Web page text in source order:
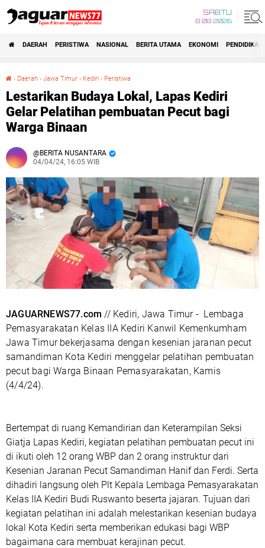
SABTU
8 08 2026
DAERAH PERISTIWA NASIONAL BERITA UTAMA EKONOMI PENDIDIKAN
› Daerah › Jawa Timur › Kediri › Peristiwa
Lestarikan Budaya Lokal, Lapas Kediri
Gelar Pelatihan pembuatan Pecut bagi
Warga Binaan
BERITA NUSANTARA
04/04/24, 16:05 WIB
JAGUARNEWS77.com // Kediri, Jawa Timur - Lembaga
Pemasyarakatan Kelas IIA Kediri Kanwil Kemenkumham
Jawa Timur bekerjasama dengan kesenian jaranan pecut
samandiman Kota Kediri menggelar pelatihan pembuatan
pecut bagi Warga Binaan Pemasyarakatan, Kamis
(4/4/24).
Bertempat di ruang Kemandirian dan Keterampilan Seksi
Giatja Lapas Kediri, kegiatan pelatihan pembuatan pecut ini
di ikuti oleh 12 orang WBP dan 2 orang instruktur dari
Kesenian Jaranan Pecut Samandiman Hanif dan Ferdi. Serta
dihadiri langsung oleh Plt Kepala Lembaga Pemasyarakatan
Kelas IIA Kediri Budi Ruswanto beserta jajaran. Tujuan dari
kegiatan pelatihan ini adalah melestarikan kesenian budaya
lokal Kota Kediri serta memberikan edukasi bagi WBP
bagaimana cara membuat kerajinan pecut.